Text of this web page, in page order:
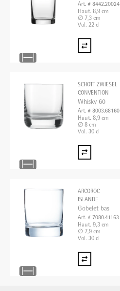
Art. # 8442.20024
Haut. 8,9 cm
∅ 7,3 cm
Vol. 22 cl
SCHOTT ZWIESEL
CONVENTION
Whisky 60
Art. # 8003.68160
Haut. 8,9 cm
∅ 8 cm
Vol. 30 cl
ARCOROC
ISLANDE
Gobelet bas
Art. # 7080.41163
Haut. 9,3 cm
∅ 7,9 cm
Vol. 30 cl